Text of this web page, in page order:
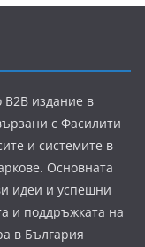
B2B издание в
с Фасилити
и системите в
Основната
идеи и успешни
и поддръжката на
в България